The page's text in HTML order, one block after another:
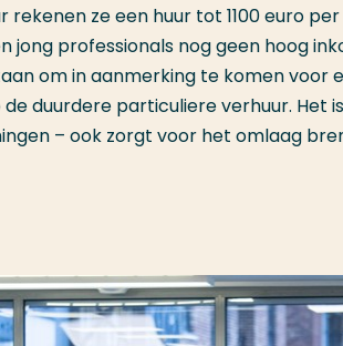
rekenen ze een huur tot 1100 euro
jong professionals nog geen hoog
om in aanmerking te komen voor
duurdere particuliere verhuur. Het
– ook zorgt voor het omlaag